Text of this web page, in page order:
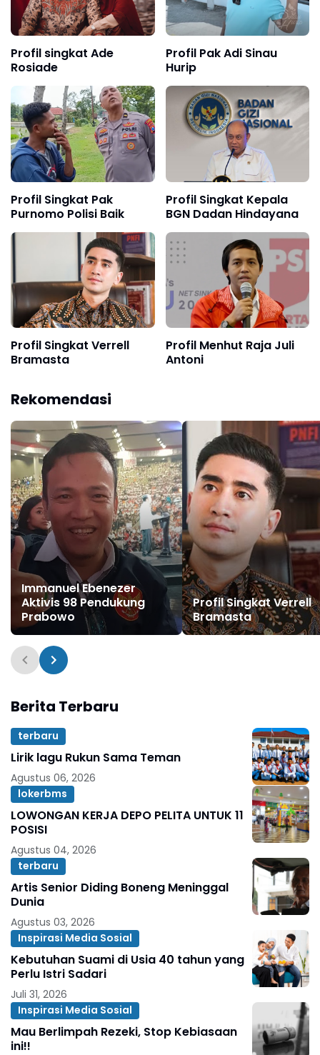
Profil singkat Ade
Rosiade
Profil Pak Adi Sinau
Hurip
Profil Singkat Pak
Purnomo Polisi Baik
Profil Singkat Kepala
BGN Dadan Hindayana
Profil Singkat Verrell
Bramasta
Profil Menhut Raja Juli
Antoni
Rekomendasi
Immanuel Ebenezer
Aktivis 98 Pendukung
Prabowo
Profil Singkat Verrell
Bramasta
Berita Terbaru
terbaru
Lirik lagu Rukun Sama Teman
Agustus 06, 2026
lokerbms
LOWONGAN KERJA DEPO PELITA UNTUK 11
POSISI
Agustus 04, 2026
terbaru
Artis Senior Diding Boneng Meninggal
Dunia
Agustus 03, 2026
Inspirasi Media Sosial
Kebutuhan Suami di Usia 40 tahun yang
Perlu Istri Sadari
Juli 31, 2026
Inspirasi Media Sosial
Mau Berlimpah Rezeki, Stop Kebiasaan
ini!!